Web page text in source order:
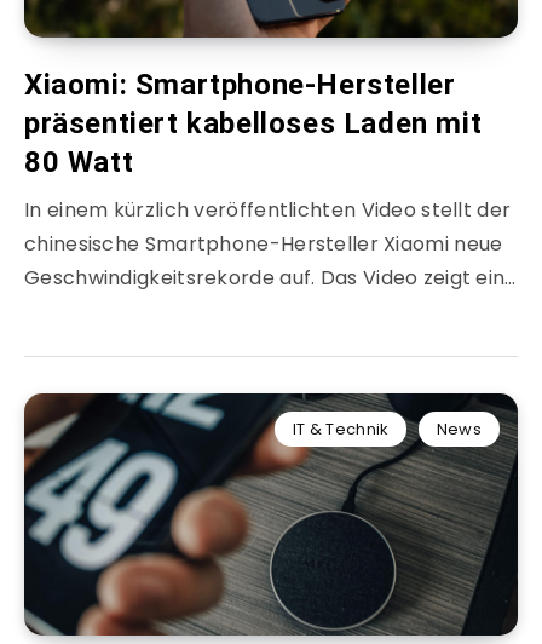
Xiaomi: Smartphone-Hersteller
präsentiert kabelloses Laden mit
80 Watt
In einem kürzlich veröffentlichten Video stellt der
chinesische Smartphone-Hersteller Xiaomi neue
Geschwindigkeitsrekorde auf. Das Video zeigt ein…
IT & Technik News